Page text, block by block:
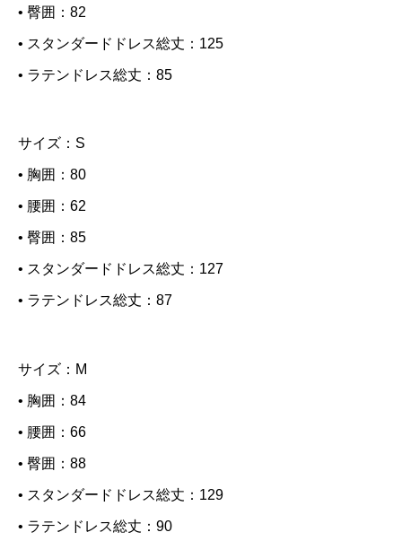
プ
t
y
• 臀囲：82
• スタンダードドレス総丈：125
• ラテンドレス総丈：85
サイズ：S
• 胸囲：80
• 腰囲：62
• 臀囲：85
• スタンダードドレス総丈：127
• ラテンドレス総丈：87
サイズ：M
• 胸囲：84
• 腰囲：66
• 臀囲：88
• スタンダードドレス総丈：129
• ラテンドレス総丈：90